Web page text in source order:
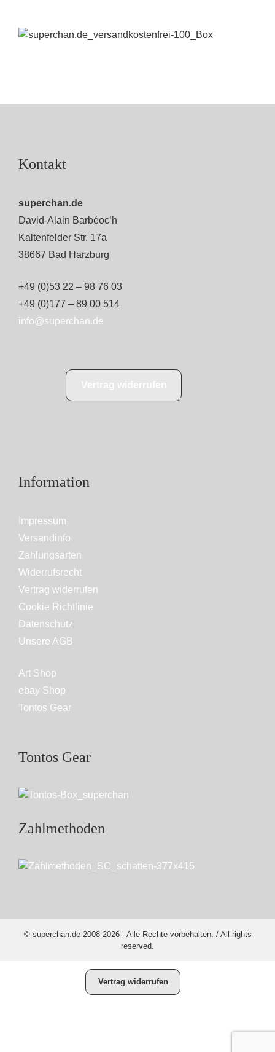
Kontakt
superchan.de
David-Alain Barbéoc’h
Kaltenfelder Str. 17a
38667 Bad Harzburg
+49 (0)53 22 – 98 76 03
+49 (0)177 – 89 00 514
info@superchan.de
Information
Impressum
Versandinfo
Zahlungsarten
Widerrufsrecht
Vertrag widerrufen
Cookie Richtlinie
Datenschutz
Unsere AGB
Art Shop
ebay Shop
Tontos Gear
Tontos Gear
Zahlmethoden
© superchan.de 2008-2026 - Alle Rechte vorbehalten. / All rights
reserved.
Vertrag widerrufen